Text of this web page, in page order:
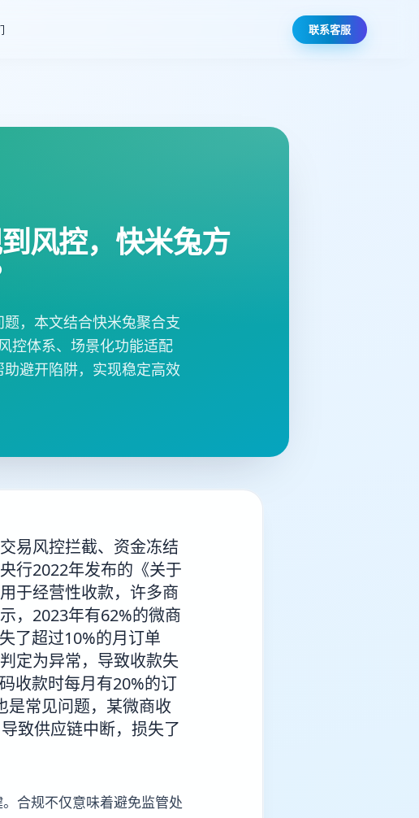
联系客服
风控，快米兔方
，本文结合快米兔聚合支
控体系、场景化功能适配
避开陷阱，实现稳定高效
易风控拦截、资金冻结
行2022年发布的《关于
于经营性收款，许多商
，2023年有62%的微商
了超过10%的月订单
定为异常，导致收款失
收款时每月有20%的订
是常见问题，某微商收
致供应链中断，损失了
合规不仅意味着避免监管处